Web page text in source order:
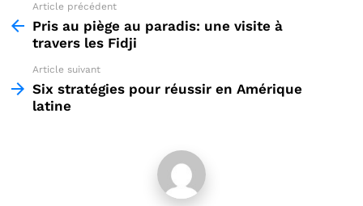
more
Article précédent
Pris au piège au paradis: une visite à
travers les Fidji
Article suivant
Six stratégies pour réussir en Amérique
latine